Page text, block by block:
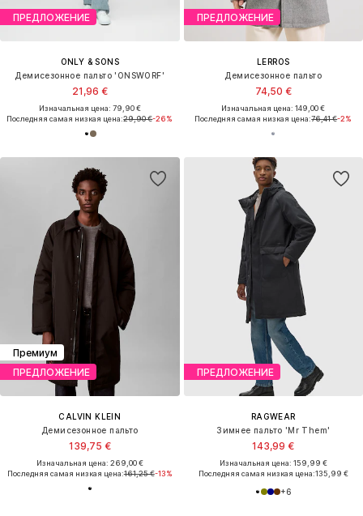
ПРЕДЛОЖЕНИЕ
ONLY & SONS
Демисезонное пальто 'ONSWORF'
21,96 €
Изначальная цена: 79,90 €
Последняя самая низкая цена:29,90 €-26%
ПРЕДЛОЖЕНИЕ
LERROS
Демисезонное пальто
74,50 €
Изначальная цена: 149,00 €
Последняя самая низкая цена:76,41 €-2%
Премиум
ПРЕДЛОЖЕНИЕ
CALVIN KLEIN
Демисезонное пальто
139,75 €
Изначальная цена: 269,00 €
Последняя самая низкая цена:161,25 €-13%
ПРЕДЛОЖЕНИЕ
RAGWEAR
Зимнее пальто 'Mr Them'
143,99 €
Изначальная цена: 159,99 €
Последняя самая низкая цена:135,99 €
+6